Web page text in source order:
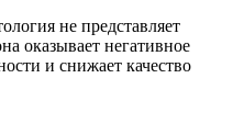
не представляет
оказывает негативное
и снижает качество